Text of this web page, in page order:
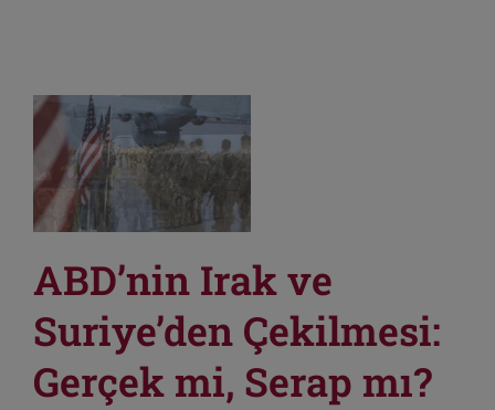
ABD’nin Irak ve
Suriye’den Çekilmesi:
Gerçek mi, Serap mı?